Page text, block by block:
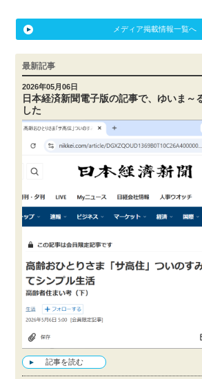
メディア掲載情報一覧へ
最新記事
2026年05月06日
日本経済新聞電子版の記事で、ゆいま～
した
記事を読む